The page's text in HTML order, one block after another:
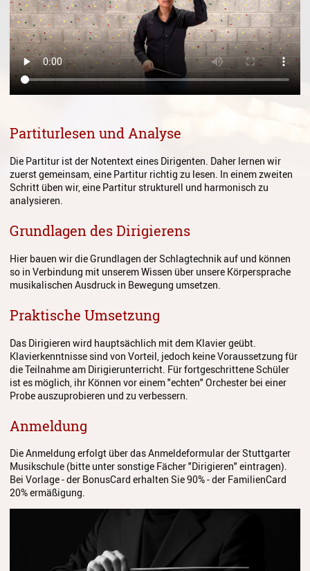
Komposition
Musikproduktion, DJing und
Recording
Musiktheater - Stage
Coaching
Musiktheorie
MuM - Musikunterricht für
Menschen mit Behinderung
Streichinstrumente
Unsere Lehrkräfte
Standorte
Gebühren
Fördermöglichkeiten
Mietinstrumente
Partiturlesen und Analyse
Die Partitur ist der Notentext eines Dirigenten. Daher lernen wir
zuerst gemeinsam, eine Partitur richtig zu lesen. In einem zweiten
Schritt üben wir, eine Partitur strukturell und harmonisch zu
analysieren.
Grundlagen des Dirigierens
Hier bauen wir die Grundlagen der Schlagtechnik auf und können
so in Verbindung mit unserem Wissen über unsere Körpersprache
musikalischen Ausdruck in Bewegung umsetzen.
Praktische Umsetzung
Das Dirigieren wird hauptsächlich mit dem Klavier geübt.
Klavierkenntnisse sind von Vorteil, jedoch keine Voraussetzung für
die Teilnahme am Dirigierunterricht. Für fortgeschrittene Schüler
ist es möglich, ihr Können vor einem "echten" Orchester bei einer
Probe auszuprobieren und zu verbessern.
Anmeldung
Die Anmeldung erfolgt über das Anmeldeformular der Stuttgarter
Musikschule (bitte unter sonstige Fächer "Dirigieren" eintragen).
Bei Vorlage - der BonusCard erhalten Sie 90% - der FamilienCard
20% ermäßigung.